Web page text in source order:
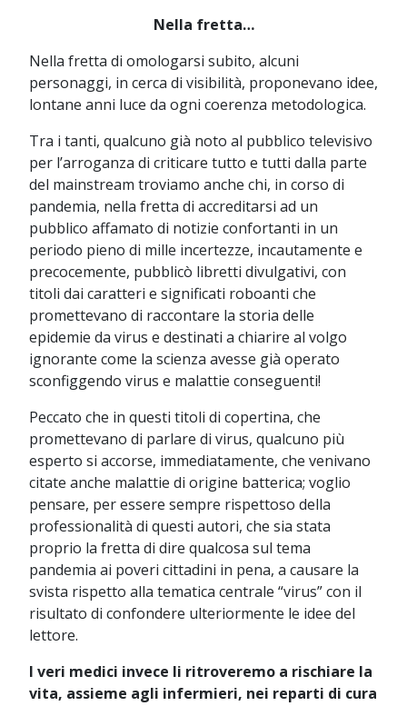
Nella fretta…
Nella fretta di omologarsi subito, alcuni
personaggi, in cerca di visibilità, proponevano idee,
lontane anni luce da ogni coerenza metodologica.
Tra i tanti, qualcuno già noto al pubblico televisivo
per l’arroganza di criticare tutto e tutti dalla parte
del mainstream troviamo anche chi, in corso di
pandemia, nella fretta di accreditarsi ad un
pubblico affamato di notizie confortanti in un
periodo pieno di mille incertezze, incautamente e
precocemente, pubblicò libretti divulgativi, con
titoli dai caratteri e significati roboanti che
promettevano di raccontare la storia delle
epidemie da virus e destinati a chiarire al volgo
ignorante come la scienza avesse già operato
sconfiggendo virus e malattie conseguenti!
Peccato che in questi titoli di copertina, che
promettevano di parlare di virus, qualcuno più
esperto si accorse, immediatamente, che venivano
citate anche malattie di origine batterica; voglio
pensare, per essere sempre rispettoso della
professionalità di questi autori, che sia stata
proprio la fretta di dire qualcosa sul tema
pandemia ai poveri cittadini in pena, a causare la
svista rispetto alla tematica centrale “virus” con il
risultato di confondere ulteriormente le idee del
lettore.
I veri medici invece li ritroveremo a rischiare la
vita, assieme agli infermieri, nei reparti di cura